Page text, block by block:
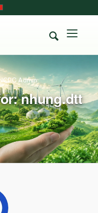
nhung.dtt
Admin